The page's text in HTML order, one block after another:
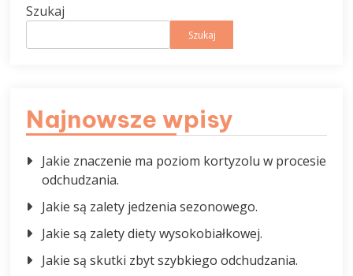
Szukaj
Szukaj
Najnowsze wpisy
Jakie znaczenie ma poziom kortyzolu w procesie
odchudzania.
Jakie są zalety jedzenia sezonowego.
Jakie są zalety diety wysokobiałkowej.
Jakie są skutki zbyt szybkiego odchudzania.